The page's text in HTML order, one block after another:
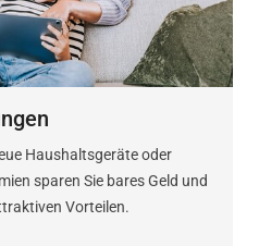
Haushaltsgeräte oder
sparen Sie bares Geld und
Vorteilen.